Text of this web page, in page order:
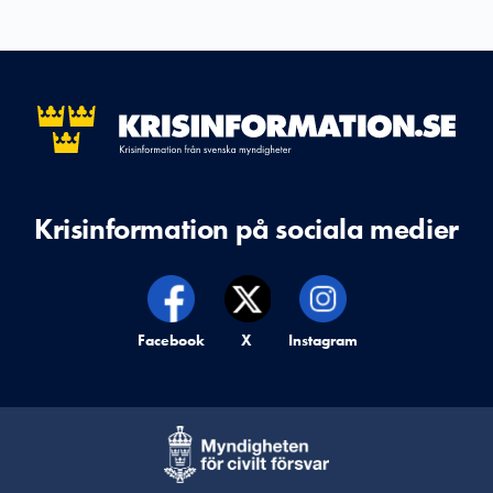
Krisinformation på sociala medier
Krisinformation på,
Facebook Krisinformation på,
X Krisinformation på,
Instagram